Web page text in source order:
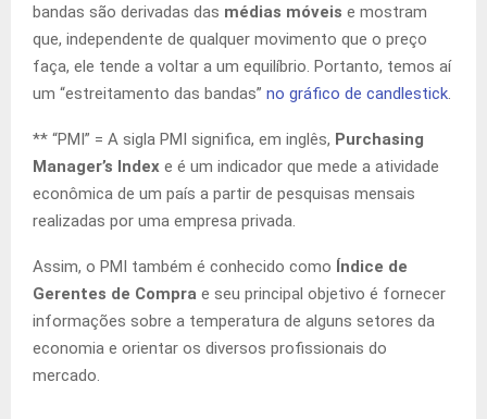
bandas são derivadas das médias móveis e mostram
que, independente de qualquer movimento que o preço
faça, ele tende a voltar a um equilíbrio. Portanto, temos aí
um “estreitamento das bandas” no gráfico de candlestick.
** “PMI” = A sigla PMI significa, em inglês, Purchasing
Manager’s Index e é um indicador que mede a atividade
econômica de um país a partir de pesquisas mensais
realizadas por uma empresa privada.
Assim, o PMI também é conhecido como Índice de
Gerentes de Compra e seu principal objetivo é fornecer
informações sobre a temperatura de alguns setores da
economia e orientar os diversos profissionais do
mercado.